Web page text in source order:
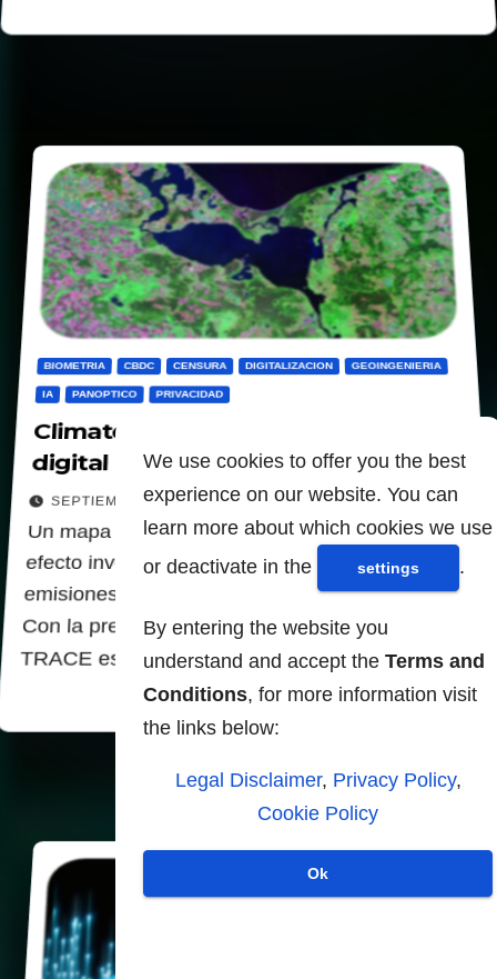
We use cookies to offer you the best
experience on our website. You can
learn more about which cookies we use
or deactivate in the
settings .
By entering the website you
understand and accept the Terms and
Conditions, for more information visit
the links below:
Legal Disclaimer, Privacy Policy,
Cookie Policy
Ok
BIOMETRIA CBDC CENSURA DIGITALIZACION GEOINGENIERIA
IA PANOPTICO PRIVACIDAD
Climate TRACE - Un panóptico
digital para la vigilancia y el control
SEPTIEMBRE 24, 2025
Un mapa global detallado sobre los gases de
efecto invernadero, capaz de identificar las
emisiones en granjas y fábricas individuales.
Con la precisión de 1km cuadrado. Climate
TRACE es innegablemente…